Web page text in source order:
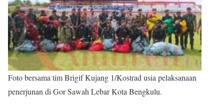
Foto bersama tim Brigif Kujang 1/Kostrad usia pelaksanaan
penerjunan di Gor Sawah Lebar Kota Bengkulu.